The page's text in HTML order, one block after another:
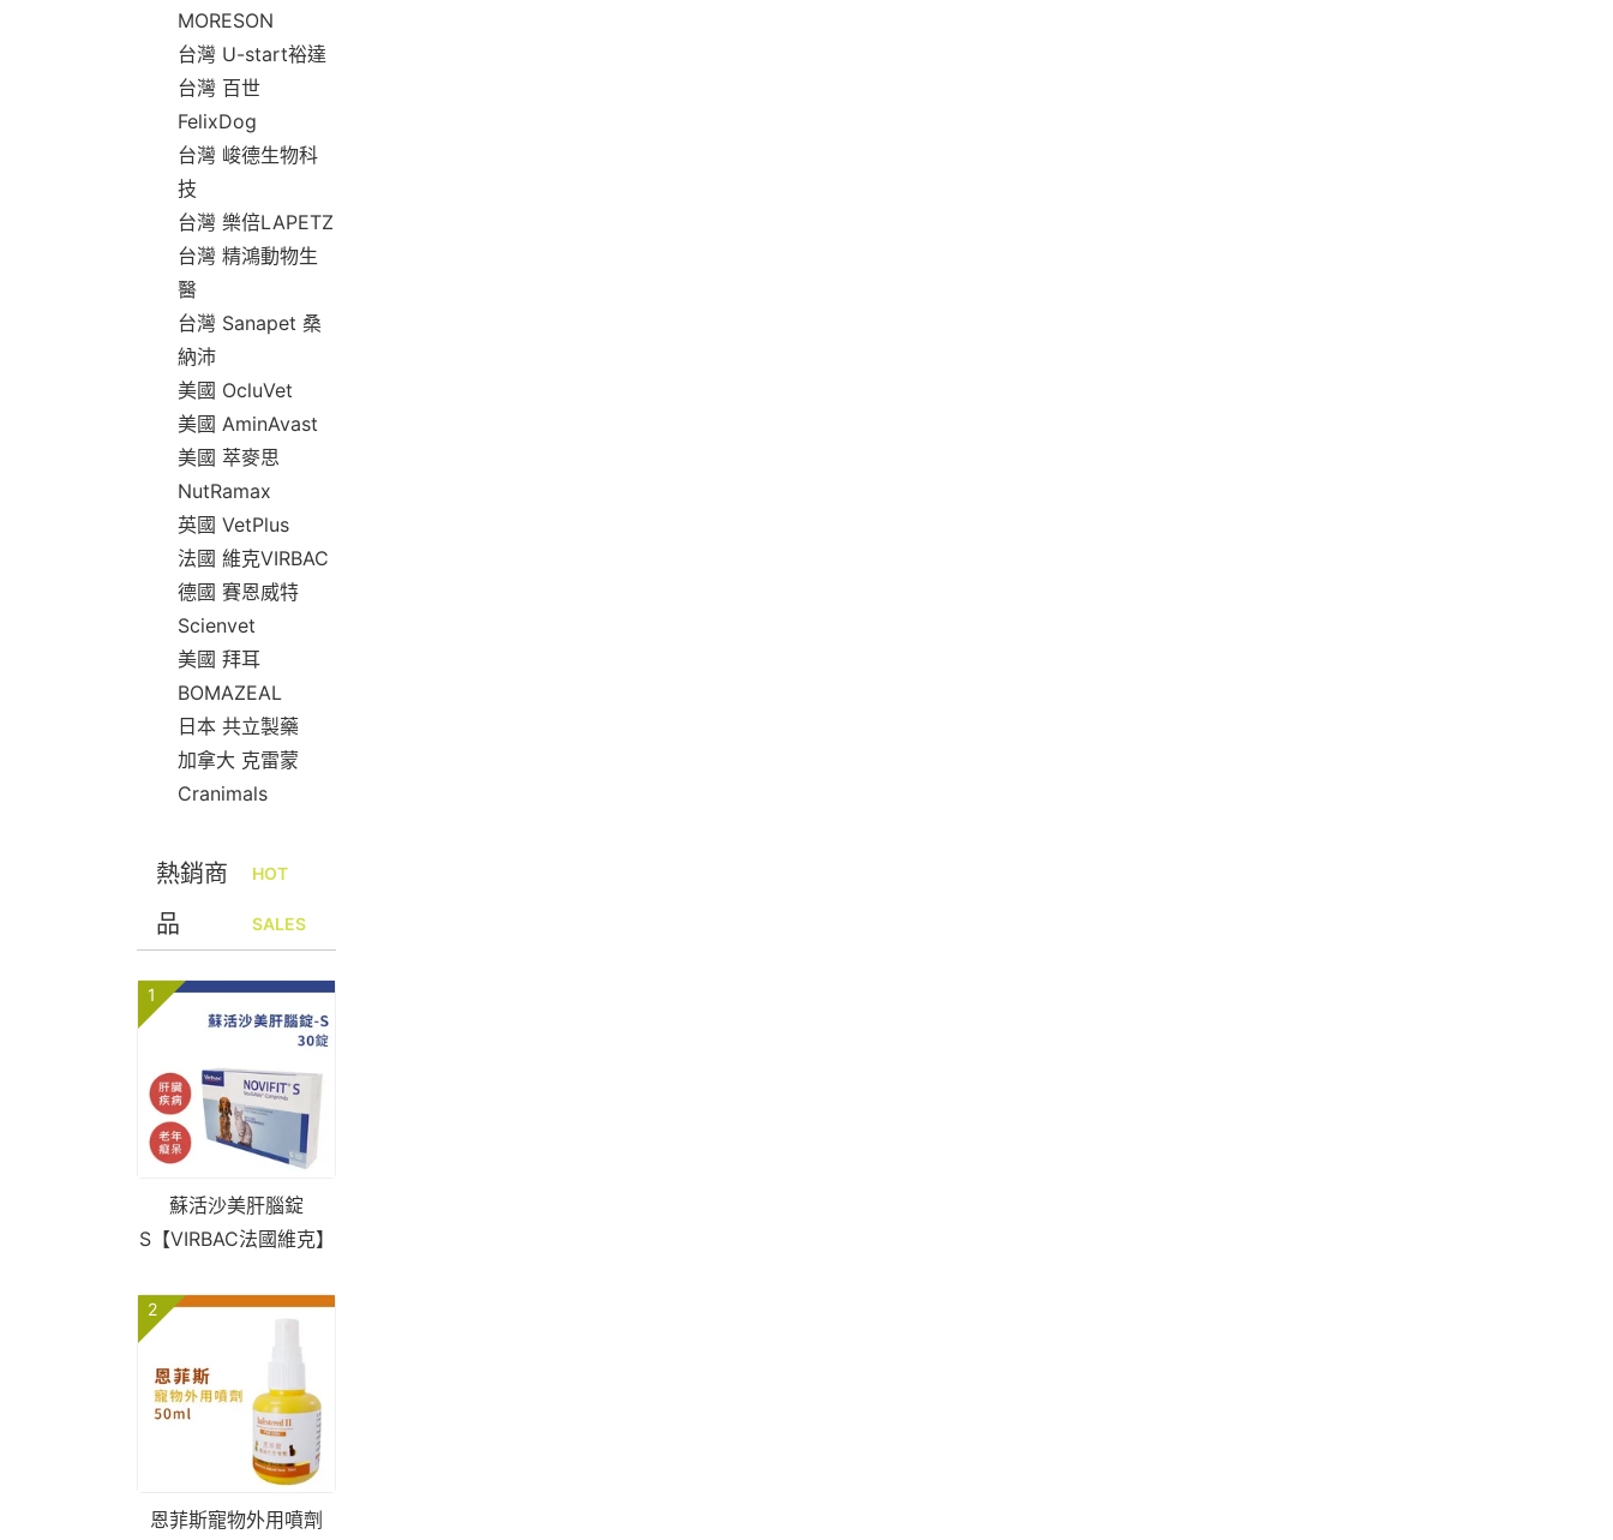
MORESON
台灣 U-start裕達
台灣 百世
FelixDog
台灣 峻德生物科
技
台灣 樂倍LAPETZ
台灣 精鴻動物生
醫
台灣 Sanapet 桑
納沛
美國 OcluVet
美國 AminAvast
美國 萃麥思
NutRamax
英國 VetPlus
法國 維克VIRBAC
德國 賽恩威特
Scienvet
美國 拜耳
BOMAZEAL
日本 共立製藥
加拿大 克雷蒙
Cranimals
熱銷商
品
HOT
SALES
1
蘇活沙美肝腦錠
S【VIRBAC法國維克】
2
恩菲斯寵物外用噴劑